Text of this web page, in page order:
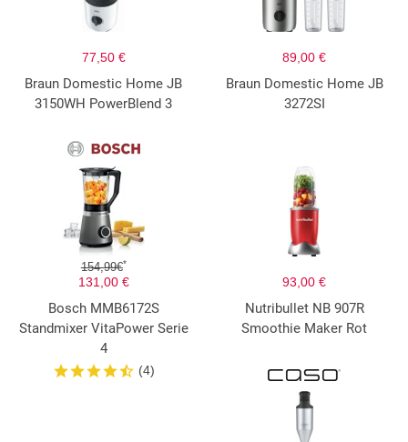
77,50 €
Braun Domestic Home JB
3150WH PowerBlend 3
89,00 €
Braun Domestic Home JB
3272SI
154,99€*
131,00 €
Bosch MMB6172S
Standmixer VitaPower Serie
4
(4)
93,00 €
Nutribullet NB 907R
Smoothie Maker Rot